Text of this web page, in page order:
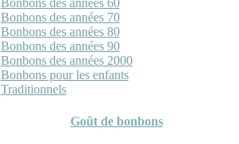
Bonbons des années 60
Bonbons des années 70
Bonbons des années 80
Bonbons des années 90
Bonbons des années 2000
Bonbons pour les enfants
Traditionnels
Goût de bonbons